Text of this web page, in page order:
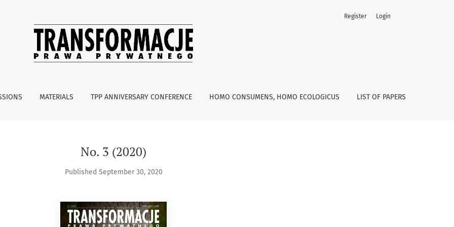
MATERIALS TPP ANNIVERSARY CONFERENCE HOMO CONSUMENS, HOMO ECOLOGICUS LIST OF PAPERS
Register Login
No. 3 (2020)
Published September 30, 2020